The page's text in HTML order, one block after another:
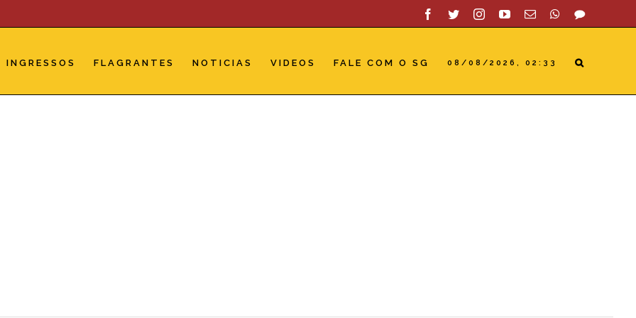
Facebook
TwitterInstagramYouTube
Email WhatsApp
SAC
INGRESSOS FLAGRANTES NOTICIAS VIDEOS FALE COM O SG 08/08/2026, 02:33